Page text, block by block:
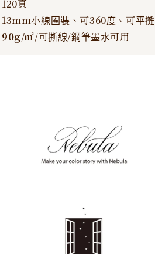
頁
小線圈裝、可360度、可平攤
90g/㎡/可撕線/鋼筆墨水可用